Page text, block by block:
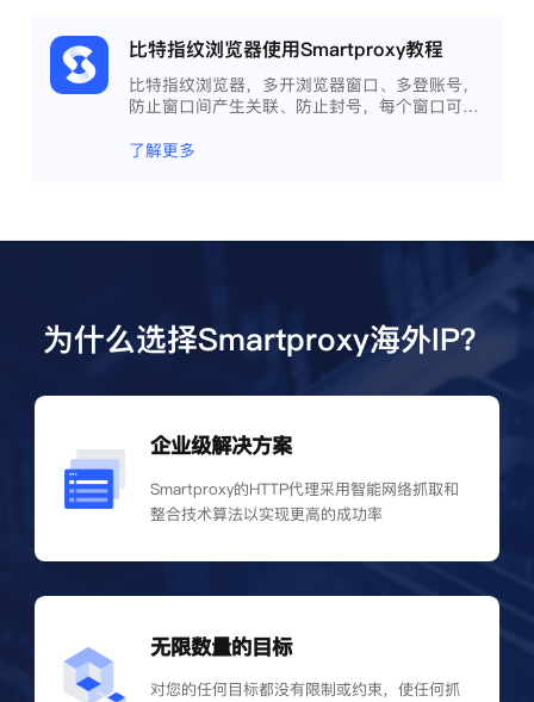
比特指纹浏览器使用Smartproxy教程
比特指纹浏览器，多开浏览器窗口、多登账号，
防止窗口间产生关联、防止封号，每个窗口可以
相互间完全环境独立、隔离，避免关联封号。
了解更多
为什么选择Smartproxy海外IP？
企业级解决方案
Smartproxy的HTTP代理采用智能网络抓取和
整合技术算法以实现更高的成功率
无限数量的目标
对您的任何目标都没有限制或约束，使任何抓